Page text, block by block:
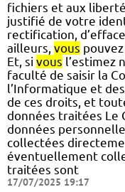
fichiers et aux
justifié de votre
rectification,
ailleurs, vous pouvez
Et, si vous l’estimez
faculté de saisir la
l’Informatique et
de ces droits, et
données traitées Le
données
collectées
éventuellement
traitées sont
17/07/2025 19:17